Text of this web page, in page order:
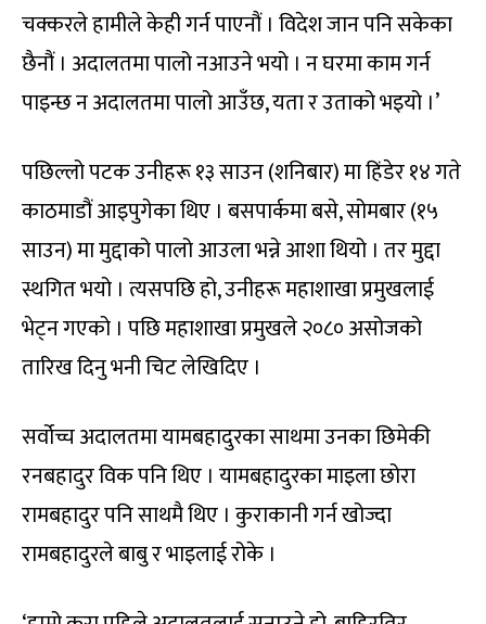
चक्करले हामीले केही गर्न पाएनौं । विदेश जान पनि सकेका
छैनौं । अदालतमा पालो नआउने भयो । न घरमा काम गर्न
पाइन्छ न अदालतमा पालो आउँछ, यता र उताको भइयो ।’
पछिल्लो पटक उनीहरू १३ साउन (शनिबार) मा हिंडेर १४ गते
काठमाडौं आइपुगेका थिए । बसपार्कमा बसे, सोमबार (१५
साउन) मा मुद्दाको पालो आउला भन्ने आशा थियो । तर मुद्दा
स्थगित भयो । त्यसपछि हो, उनीहरू महाशाखा प्रमुखलाई
भेट्न गएको । पछि महाशाखा प्रमुखले २०८० असोजको
तारिख दिनु भनी चिट लेखिदिए ।
सर्वोच्च अदालतमा यामबहादुरका साथमा उनका छिमेकी
रनबहादुर विक पनि थिए । यामबहादुरका माइला छोरा
रामबहादुर पनि साथमै थिए । कुराकानी गर्न खोज्दा
रामबहादुरले बाबु र भाइलाई रोके ।